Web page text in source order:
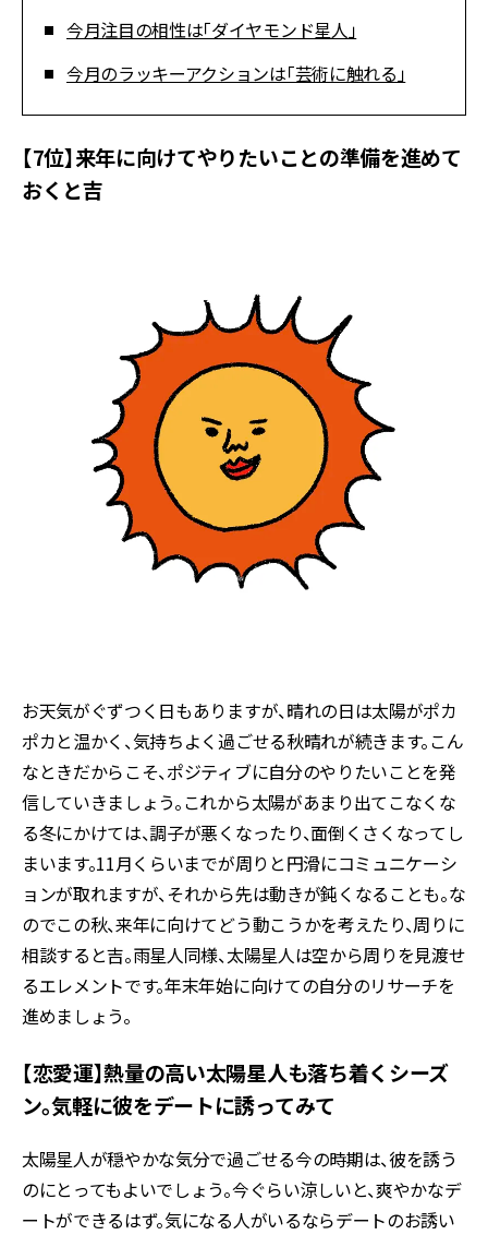
今月注目の相性は「ダイヤモンド星人」
今月のラッキーアクションは「芸術に触れる」
【7位】来年に向けてやりたいことの準備を進めて
おくと吉
お天気がぐずつく日もありますが、晴れの日は太陽がポカ
ポカと温かく、気持ちよく過ごせる秋晴れが続きます。こん
なときだからこそ、ポジティブに自分のやりたいことを発
信していきましょう。これから太陽があまり出てこなくな
る冬にかけては、調子が悪くなったり、面倒くさくなってし
まいます。11月くらいまでが周りと円滑にコミュニケーシ
ョンが取れますが、それから先は動きが鈍くなることも。な
のでこの秋、来年に向けてどう動こうかを考えたり、周りに
相談すると吉。雨星人同様、太陽星人は空から周りを見渡せ
るエレメントです。年末年始に向けての自分のリサーチを
進めましょう。
【恋愛運】熱量の高い太陽星人も落ち着くシーズ
ン。気軽に彼をデートに誘ってみて
太陽星人が穏やかな気分で過ごせる今の時期は、彼を誘う
のにとってもよいでしょう。今ぐらい涼しいと、爽やかなデ
ートができるはず。気になる人がいるならデートのお誘い